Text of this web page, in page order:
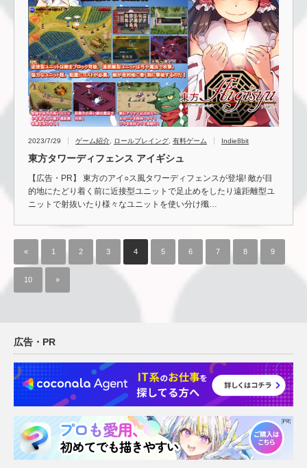
2023/7/29 ゲーム紹介 ロールプレイング 有料ゲーム Indie8bit
東方タワーディフェンス アイギシュ
【広告・PR】 東方のアイ○ス風タワーディフェンスが登場! 敵が目
的地にたどり着く前に近接型ユニットで足止めをしたり遠距離型ユ
ニットで射抜いたり様々なユニットを使い分け殲…
« 1 2 3 4 5 6 7 8 9
10 »
広告・PR